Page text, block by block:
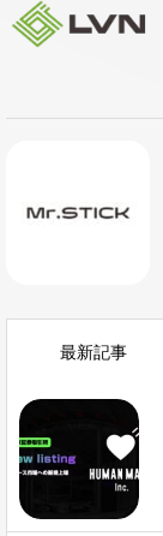
最新記事